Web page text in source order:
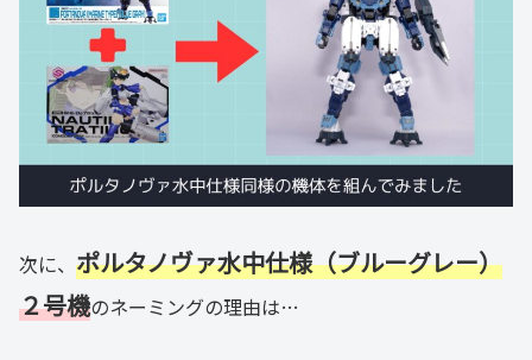
次に、 ポルタノヴァ水中仕様（ブルーグレー）
２号機のネーミングの理由は…